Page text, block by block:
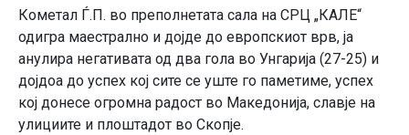
Кометал Ѓ.П. во преполнетата сала на СРЦ „КАЛЕ“
одигра маестрално и дојде до европскиот врв, ја
анулира негативата од два гола во Унгарија (27-25) и
дојдоа до успех кој сите се уште го паметиме, успех
кој донесе огромна радост во Македонија, славје на
улициите и плоштадот во Скопје.